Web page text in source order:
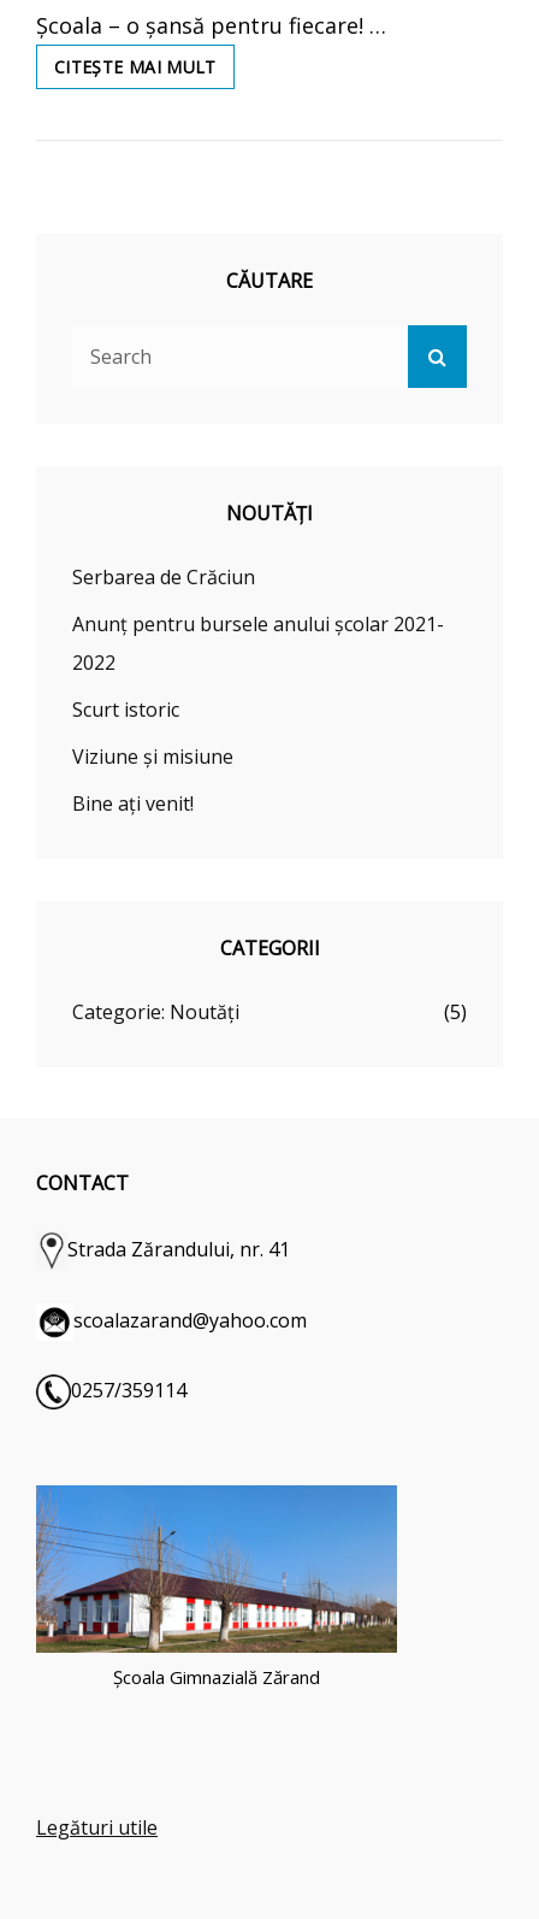
Școala – o șansă pentru fiecare! …
CITEȘTE MAI MULTVIZIUNE
ȘI
CĂUTARE
NOUTĂȚI
Serbarea de Crăciun
Anunț pentru bursele anului școlar 2021-
2022
Scurt istoric
Viziune și misiune
Bine ați venit!
CATEGORII
Categorie: Noutăți (5)
CONTACT
Strada Zărandului, nr. 41
scoalazarand@yahoo.com
0257/359114
Școala Gimnazială Zărand
Legături utile